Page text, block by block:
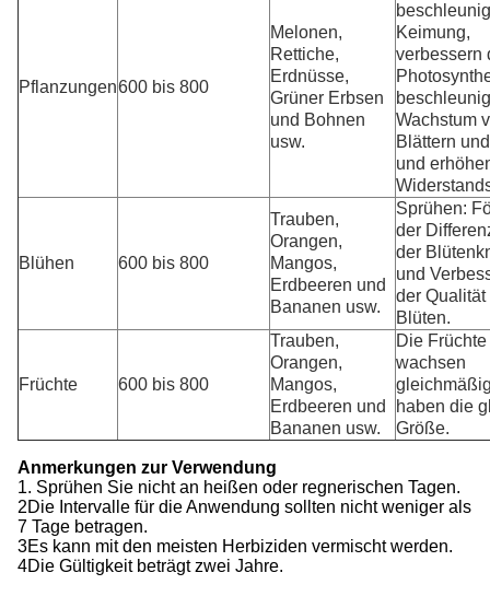
Pflanzungen600 bis 800
Melonen,
Rettiche,
Erdnüsse,
Grüner Erbsen
und Bohnen
usw.
Keimung,
verbessern
Wachstum
Blättern
und
Blühen 600 bis 800
Trauben,
Orangen,
Mangos,
Erdbeeren und
Bananen usw.
Sprühen:
der
der
und
der Qualität
Blüten.
Früchte 600 bis 800
Trauben,
Orangen,
Mangos,
Erdbeeren und
Bananen usw.
Die Früchte
wachsen
haben die
Größe.
Anmerkungen zur Verwendung
1. Sprühen Sie nicht an heißen oder regnerischen Tagen.
2Die Intervalle für die Anwendung sollten nicht weniger als
7 Tage betragen.
3Es kann mit den meisten Herbiziden vermischt werden.
4Die Gültigkeit beträgt zwei Jahre.